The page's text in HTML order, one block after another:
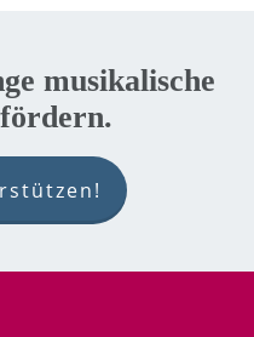
musikalische